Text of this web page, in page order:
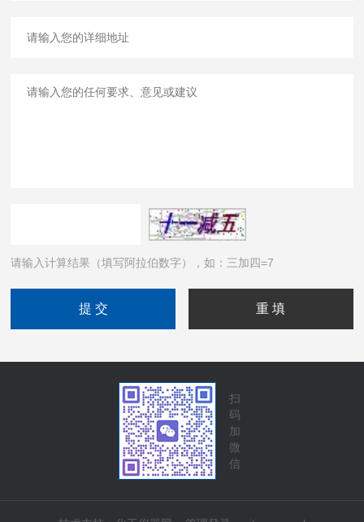
请输入计算结果（填写阿拉伯数字），如：三加四=7
扫
码
加
微
信